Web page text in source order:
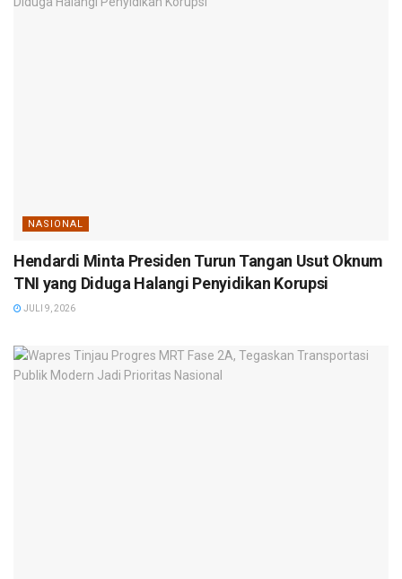
NASIONAL
Hendardi Minta Presiden Turun Tangan Usut Oknum
TNI yang Diduga Halangi Penyidikan Korupsi
JULI 9, 2026